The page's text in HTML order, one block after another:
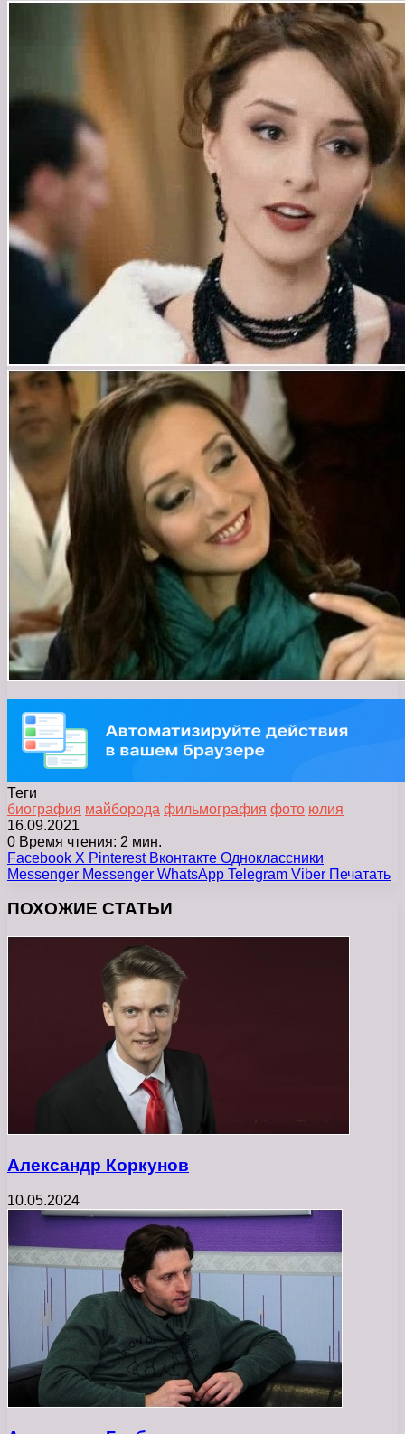
Теги
биография майборода фильмография фото юлия
16.09.2021
0 Время чтения: 2 мин.
Facebook X Pinterest Вконтакте Одноклассники
Messenger Messenger WhatsApp Telegram Viber Печатать
ПОХОЖИЕ СТАТЬИ
Александр Коркунов
10.05.2024